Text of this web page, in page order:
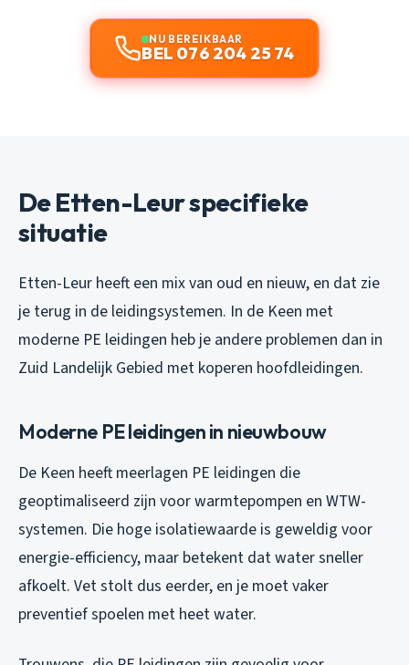
NU BEREIKBAAR
BEL 076 204 25 74
De Etten-Leur specifieke
situatie
Etten-Leur heeft een mix van oud en nieuw, en dat zie
je terug in de leidingsystemen. In de Keen met
moderne PE leidingen heb je andere problemen dan in
Zuid Landelijk Gebied met koperen hoofdleidingen.
Moderne PE leidingen in nieuwbouw
De Keen heeft meerlagen PE leidingen die
geoptimaliseerd zijn voor warmtepompen en WTW-
systemen. Die hoge isolatiewaarde is geweldig voor
energie-efficiency, maar betekent dat water sneller
afkoelt. Vet stolt dus eerder, en je moet vaker
preventief spoelen met heet water.